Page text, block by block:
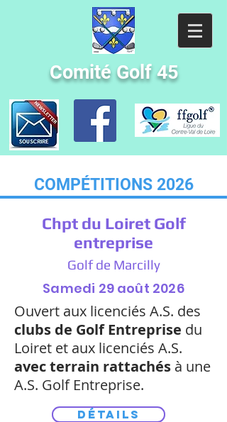
Comité Golf 45
COMPÉTITIONS 2026
Chpt du Loiret Golf
entreprise
Golf de Marcilly
Samedi 29 août 2026
Ouvert aux licenciés A.S. des
clubs de Golf Entreprise du
Loiret et aux licenciés A.S.
avec terrain rattachés à une
A.S. Golf Entreprise.
Détails